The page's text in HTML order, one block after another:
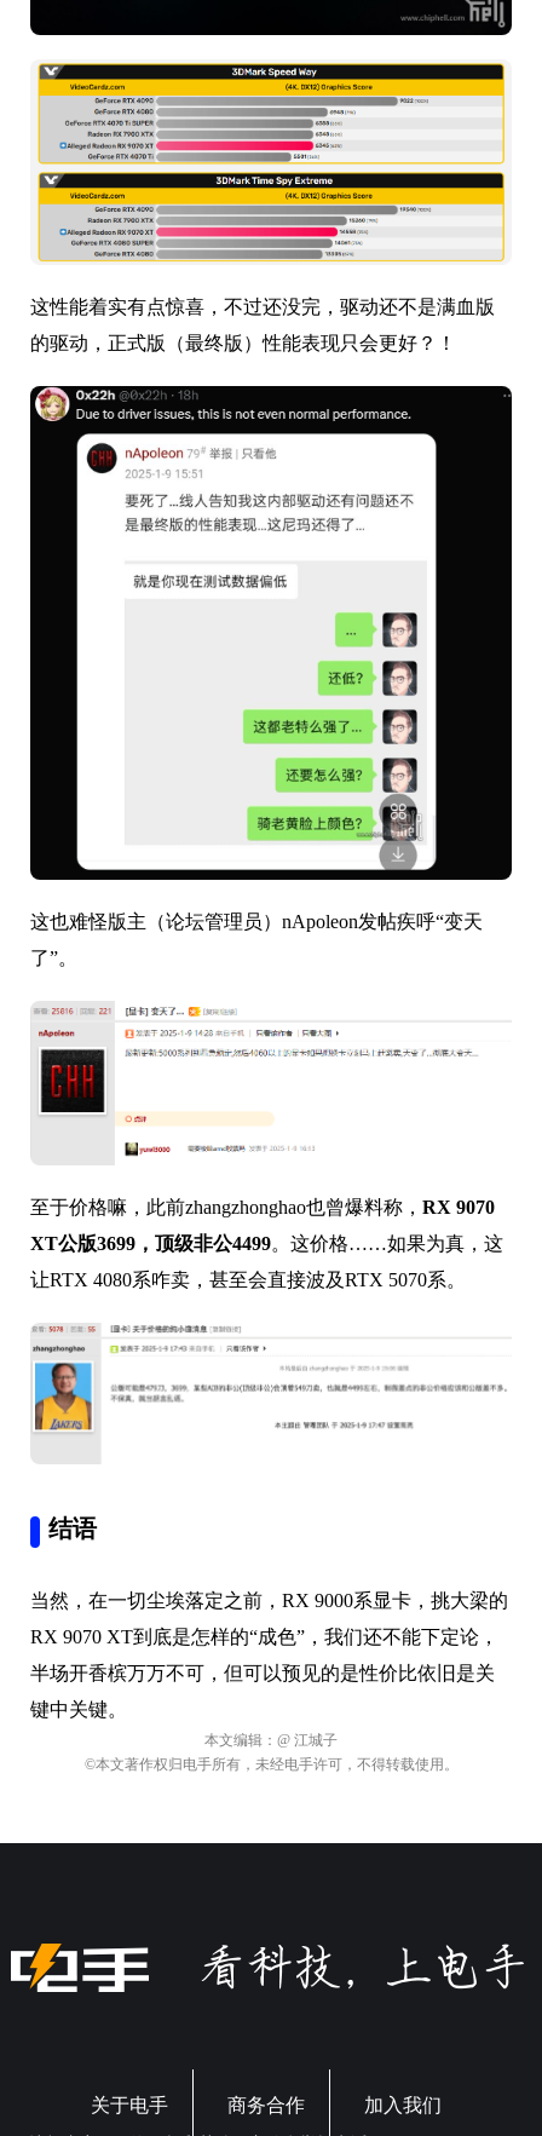
这性能着实有点惊喜，不过还没完，驱动还不是满血版
的驱动，正式版（最终版）性能表现只会更好？！
这也难怪版主（论坛管理员）nApoleon发帖疾呼“变天
了”。
至于价格嘛，此前zhangzhonghao也曾爆料称， RX 9070
XT公版3699，顶级非公4499。这价格……如果为真，这
让RTX 4080系咋卖，甚至会直接波及RTX 5070系。
结语
当然，在一切尘埃落定之前，RX 9000系显卡，挑大梁的
RX 9070 XT到底是怎样的“成色”，我们还不能下定论，
半场开香槟万万不可，但可以预见的是性价比依旧是关
键中关键。
本文编辑： @ 江城子
©本文著作权归电手所有，未经电手许可，不得转载使用。
关于电手 商务合作 加入我们